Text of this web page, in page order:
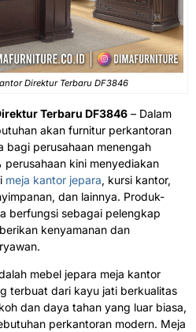
Direktur Terbaru DF3846
Terbaru DF3846 – Dalam
akan furnitur perkantoran
bagi perusahaan menengah
kini menyediakan
meja kantor jepara, kursi kantor,
dan lainnya. Produk-
berfungsi sebagai pelengkap
kenyamanan dan
mebel jepara meja kantor
terbuat dari kayu jati berkualitas
dan daya tahan yang luar biasa,
perkantoran modern. Meja